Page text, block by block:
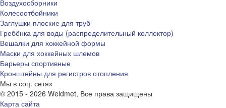
Воздухосборники
Колесоотбойники
Заглушки плоские для труб
Гребёнка для воды (распределительный коллектор)
Вешалки для хоккейной формы
Маски для хоккейных шлемов
Барьеры спортивные
Кронштейны для регистров отопления
Мы в соц. сетях
© 2015 - 2026 Weldmet, Все права защищены
Карта сайта